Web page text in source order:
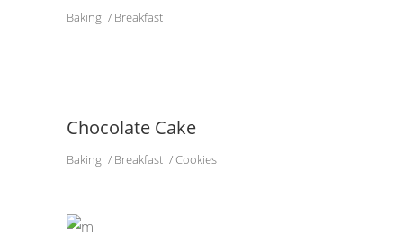
Baking Breakfast
Chocolate Cake
Baking Breakfast Cookies